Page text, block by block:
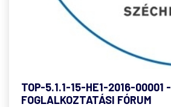
TOP-5.1.1-15-HE1-2016-00001 -
FOGLALKOZTATÁSI FÓRUM